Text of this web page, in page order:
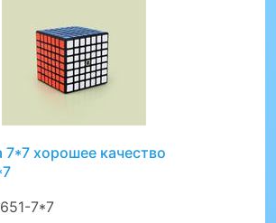
7*7 хорошее качество
7*7